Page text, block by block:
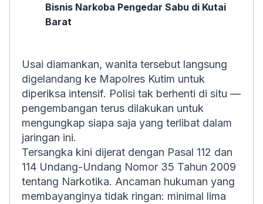
Bisnis Narkoba Pengedar Sabu di Kutai
Barat
Usai diamankan, wanita tersebut langsung
digelandang ke Mapolres Kutim untuk
diperiksa intensif. Polisi tak berhenti di situ —
pengembangan terus dilakukan untuk
mengungkap siapa saja yang terlibat dalam
jaringan ini.
Tersangka kini dijerat dengan Pasal 112 dan
114 Undang-Undang Nomor 35 Tahun 2009
tentang Narkotika. Ancaman hukuman yang
membayanginya tidak ringan: minimal lima